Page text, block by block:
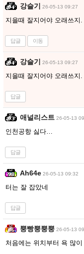
강슬기 26-05-13 09:27
지을때 잘지어야 오래쓰지.
답글 이동
강슬기 26-05-13 09:27
지을때 잘지어야 오래쓰지.
답글
애널리스트 26-05-13
인천공항 싫다…
답글
Ah64e 26-05-13 09:32
터는 잘 잡았네
답글
뿡빵뿡뿡뿡 26-05-13
처음에는 위치부터 욕 많